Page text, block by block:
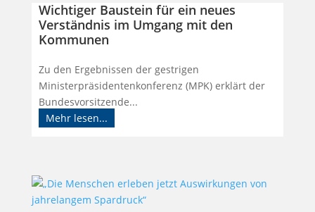
Wichtiger Baustein für ein neues
Verständnis im Umgang mit den
Kommunen
Zu den Ergebnissen der gestrigen
Ministerpräsidentenkonferenz (MPK) erklärt der
Bundesvorsitzende...
Mehr lesen...